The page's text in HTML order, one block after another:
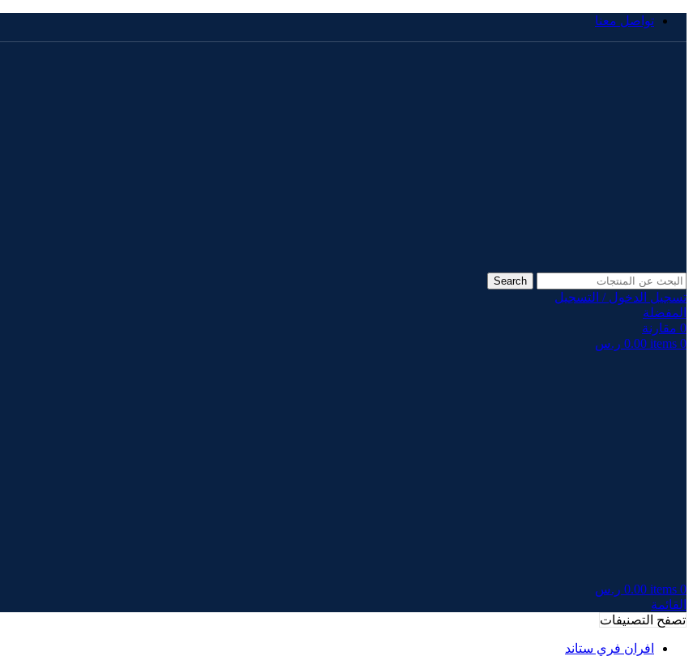
تواصل معنا
Search
تسجيل الدخول / التسجيل
المفضلة
0 مقارنة
0
items
0.00 ر.س
0
items
0.00 ر.س
القائمة
تصفح التصنيفات
افران فري ستاند